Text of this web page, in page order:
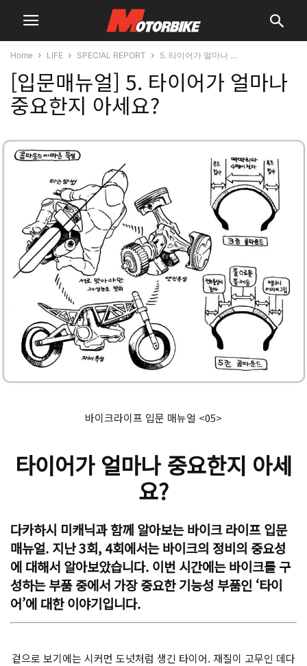
Home LIFE SPECIAL REPORT 5. 타이어가 얼마나 ...
[입문매뉴얼] 5. 타이어가 얼마나
중요한지 아세요?
바이크라이프 입문 매뉴얼 <05>
타이어가 얼마나 중요한지 아세
요?
다카하시 미캐닉과 함께 알아보는 바이크 라이프 입문
매뉴얼. 지난 3회, 4회에서는 바이크의 정비의 중요성
에 대해서 알아보았습니다. 이번 시간에는 바이크를 구
성하는 부품 중에서 가장 중요한 기능성 부품인 ‘타이
어’에 대한 이야기입니다.
겉으로 보기에는 시커먼 도넛처럼 생긴 타이어. 재질이 고무인 데다